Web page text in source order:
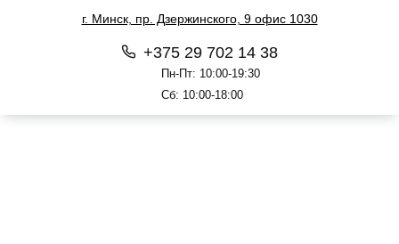
г. Минск, пр. Дзержинского, 9 офис 1030
+375 29 702 14 38
Пн-Пт: 10:00-19:30
Сб: 10:00-18:00